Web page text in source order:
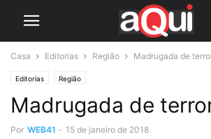
Casa Editorias Região Madrugada de
Editorias Região
Madrugada de
Por WEB41 - 15 de janeiro de 2018